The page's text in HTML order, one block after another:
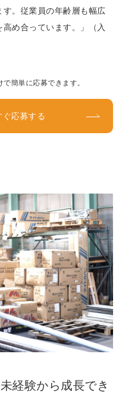
。従業員の年齢層も幅広
め合っています。」（入
簡単に応募できます。
ぐ応募する
経験から成長でき